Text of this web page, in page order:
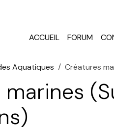
ACCUEIL FORUM
Aquatiques Créatures
marines